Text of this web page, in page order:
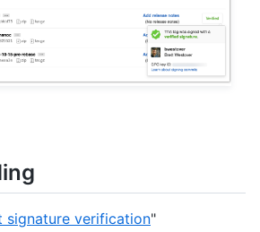
signature verification"